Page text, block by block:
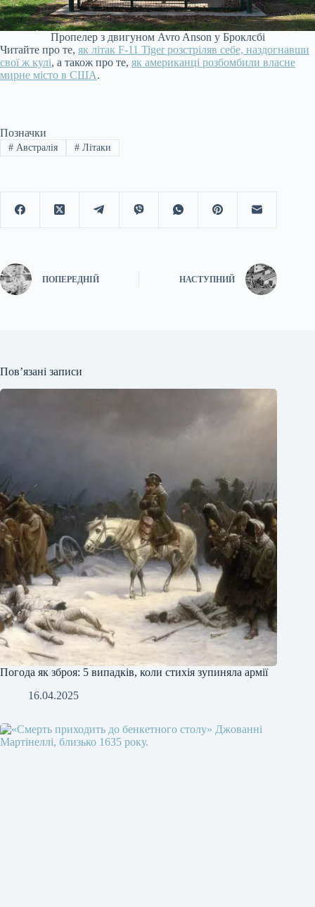
Пропелер з двигуном Avro Anson у Броклсбі
Читайте про те, як літак F-11 Tiger розстріляв себе, наздогнавши
свої ж кулі, а також про те, як американці розбомбили власне
мирне місто в США.
Позначки
#Австралія #Літаки
ПОПЕРЕДНІЙ НАСТУПНИЙ
Пов’язані записи
Погода як зброя: 5 випадків, коли стихія зупиняла армії
16.04.2025